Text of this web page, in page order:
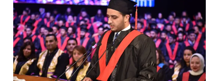
التدريب والخدمة المجتمعية
الإستشارات